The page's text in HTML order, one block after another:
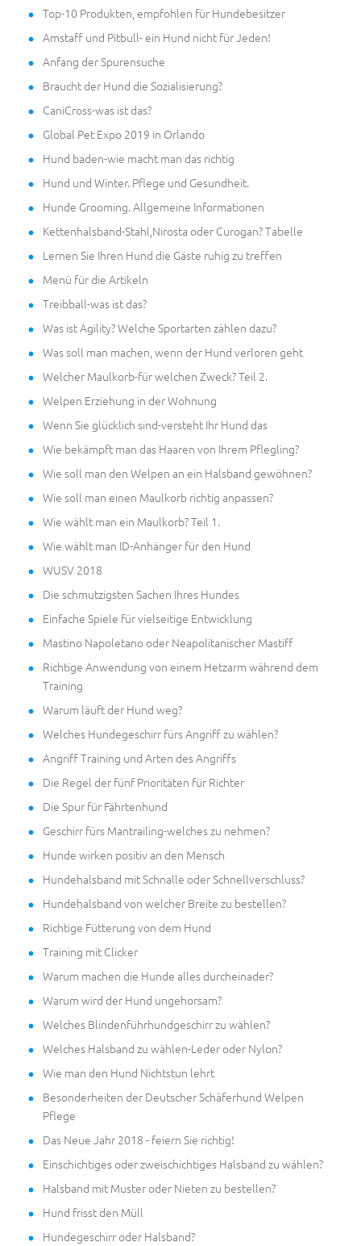
Top-10 Produkten, empfohlen für Hundebesitzer
Amstaff und Pitbull- ein Hund nicht für Jeden!
Anfang der Spurensuche
Braucht der Hund die Sozialisierung?
CaniCross-was ist das?
Global Pet Expo 2019 in Orlando
Hund baden-wie macht man das richtig
Hund und Winter. Pflege und Gesundheit.
Hunde Grooming. Allgemeine Informationen
Kettenhalsband-Stahl,Nirosta oder Curogan? Tabelle
Lernen Sie Ihren Hund die Gäste ruhig zu treffen
Menü für die Artikeln
Treibball-was ist das?
Was ist Agility? Welche Sportarten zählen dazu?
Was soll man machen, wenn der Hund verloren geht
Welcher Maulkorb-für welchen Zweck? Teil 2.
Welpen Erziehung in der Wohnung
Wenn Sie glücklich sind-versteht Ihr Hund das
Wie bekämpft man das Haaren von Ihrem Pflegling?
Wie soll man den Welpen an ein Halsband gewöhnen?
Wie soll man einen Maulkorb richtig anpassen?
Wie wählt man ein Maulkorb? Teil 1.
Wie wählt man ID-Anhänger für den Hund
WUSV 2018
Die schmutzigsten Sachen Ihres Hundes
Einfache Spiele für vielseitige Entwicklung
Mastino Napoletano oder Neapolitanischer Mastiff
Richtige Anwendung von einem Hetzarm während dem
Training
Warum läuft der Hund weg?
Welches Hundegeschirr fürs Angriff zu wählen?
Angriff Training und Arten des Angriffs
Die Regel der fünf Prioritäten für Richter
Die Spur für Fährtenhund
Geschirr fürs Mantrailing-welches zu nehmen?
Hunde wirken positiv an den Mensch
Hundehalsband mit Schnalle oder Schnellverschluss?
Hundehalsband von welcher Breite zu bestellen?
Richtige Fütterung von dem Hund
Training mit Clicker
Warum machen die Hunde alles durcheinader?
Warum wird der Hund ungehorsam?
Welches Blindenführhundgeschirr zu wählen?
Welches Halsband zu wählen-Leder oder Nylon?
Wie man den Hund Nichtstun lehrt
Besonderheiten der Deutscher Schäferhund Welpen
Pflege
Das Neue Jahr 2018 - feiern Sie richtig!
Einschichtiges oder zweischichtiges Halsband zu wählen?
Halsband mit Muster oder Nieten zu bestellen?
Hund frisst den Müll
Hundegeschirr oder Halsband?